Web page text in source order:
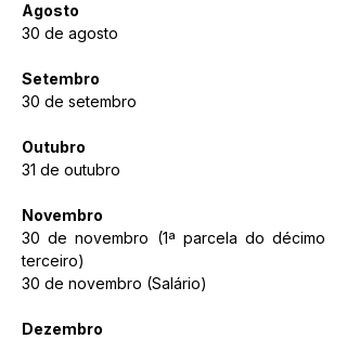
Agosto
30 de agosto
Setembro
30 de setembro
Outubro
31 de outubro
Novembro
30 de novembro (1ª parcela do décimo
terceiro)
30 de novembro (Salário)
Dezembro